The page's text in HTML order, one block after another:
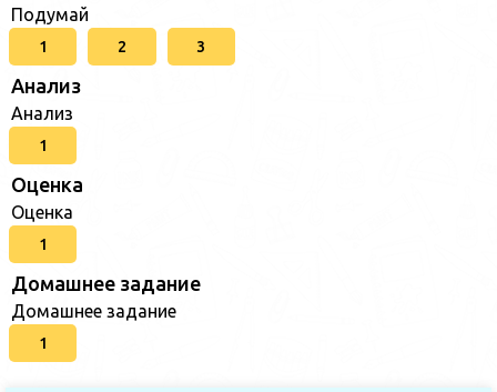
Подумай
1 2 3
Анализ
Анализ
1
Оценка
Оценка
1
Домашнее задание
Домашнее задание
1